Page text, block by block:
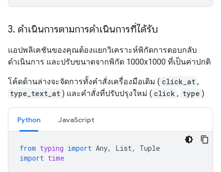
3. ดำเนินการตามการดำเนินการที่ได้รับ
แอปพลิเคชันของคุณต้องแยกวิเคราะห์พิกัดการตอบกลับ
ดำเนินการ และปรับขนาดจากพิกัด 1000x1000 ที่เป็นค่าปกติ
โค้ดด้านล่างจะจัดการทั้งคำสั่งเครื่องมือเดิม ( click_at ,
type_text_at ) และคำสั่งที่ปรับปรุงใหม่ ( click , type )
Python JavaScript
from typing import Any, List,
Tuple
import time